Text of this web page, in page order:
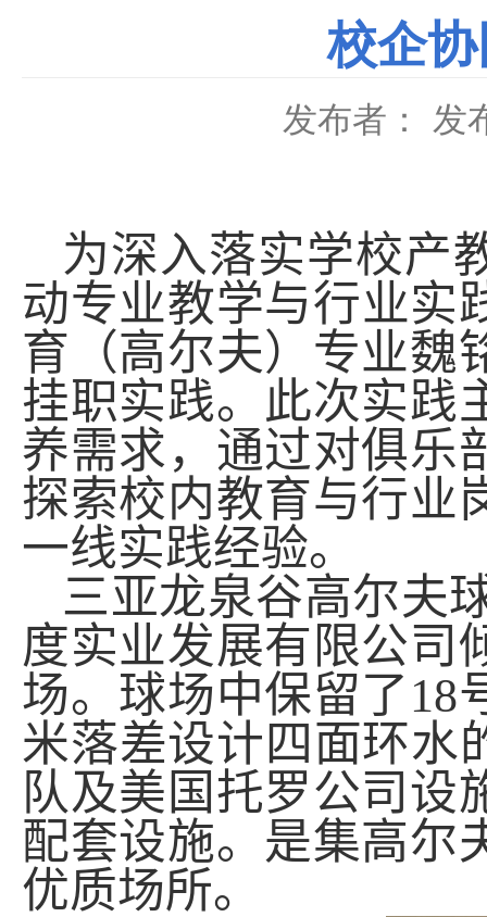
校企
发布者： 发
为深入落实学校产
动专业教学与行业实
育（高尔夫）专业魏
挂职实践。此次实践
养需求，通过对俱乐
探索校内教育与行业
一线实践经验。
三亚龙泉谷高尔夫
度实业发展有限公司
场。球场中保留了 18
米落差设计四面环水
队及美国托罗公司设
配套设施。是集高尔
优质场所。